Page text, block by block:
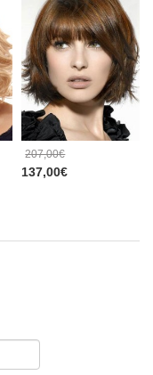
207,00€
137,00€